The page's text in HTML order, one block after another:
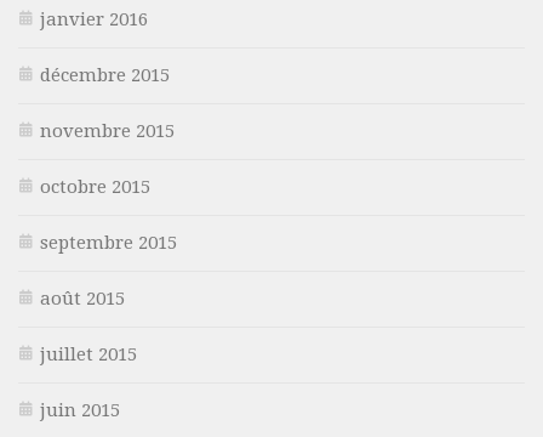
janvier 2016
décembre 2015
novembre 2015
octobre 2015
septembre 2015
août 2015
juillet 2015
juin 2015